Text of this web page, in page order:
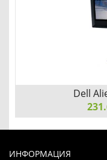
x 1080 ), 0.05 ms
Dell
ИНФОРМАЦИЯ